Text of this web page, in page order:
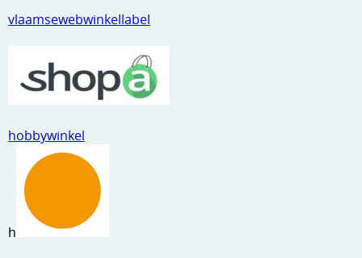
Netjes opbergen
Ponsen
Snijmaterialen
Speciaal papier
Stans machine en embossing machines
vlaamsewebwinkellabel
hobbywinkel
h